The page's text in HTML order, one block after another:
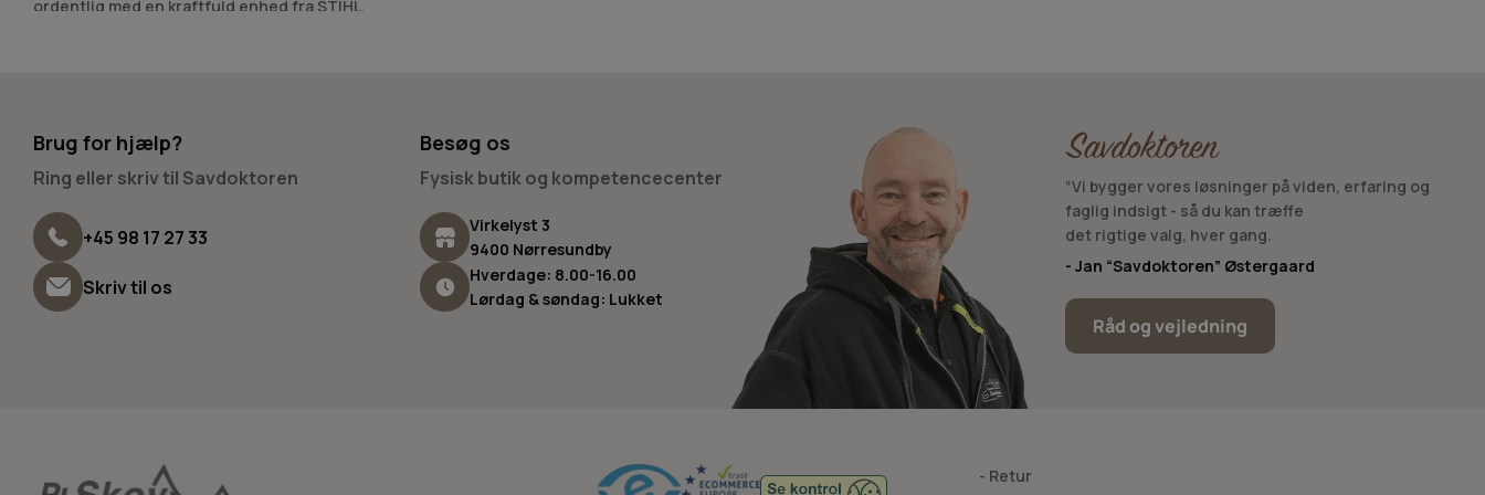
ordentlig med en kraftfuld enhed fra STIHL.
Brug for hjælp?
Ring eller skriv til Savdoktoren
+45 98 17 27 33
Skriv til os
Besøg os
Fysisk butik og kompetencecenter
Virkelyst 3
9400 Nørresundby
Hverdage: 8.00-16.00
Lørdag & søndag: Lukket
“Vi bygger vores løsninger på viden, erfaring og
faglig indsigt - så du kan træffe
det rigtige valg, hver gang.
- Jan “Savdoktoren” Østergaard
Råd og vejledning
- Retur